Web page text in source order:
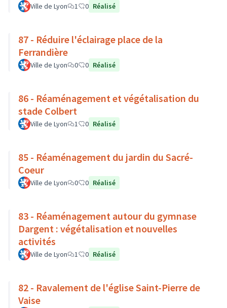
Ville de Lyon 1 0 Réalisé
87 - Réduire l'éclairage place de la
Ferrandière
Ville de Lyon 0 0 Réalisé
86 - Réaménagement et végétalisation du
stade Colbert
Ville de Lyon 1 0 Réalisé
85 - Réaménagement du jardin du Sacré-
Coeur
Ville de Lyon 0 0 Réalisé
83 - Réaménagement autour du gymnase
Dargent : végétalisation et nouvelles
activités
Ville de Lyon 1 0 Réalisé
82 - Ravalement de l'église Saint-Pierre de
Vaise